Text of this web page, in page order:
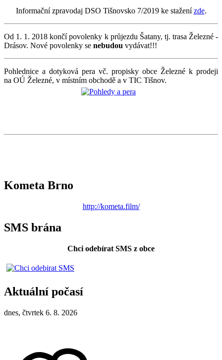
Informační zpravodaj DSO Tišnovsko 7/2019 ke staženízde.
Od 1. 1. 2018 končí povolenky k průjezdu Šatany, tj. trasa Železné -
Drásov. Nové povolenky se nebudou vydávat!!!
Pohlednice a dotyková pera vč. propisky obce Železné k prodeji
na OÚ Železné, v místním obchodě a v TIC Tišnov.
Kometa Brno
http://kometa.film/
SMS brána
Chci odebírat SMS z obce
Aktuální počasí
dnes, čtvrtek 6. 8. 2026